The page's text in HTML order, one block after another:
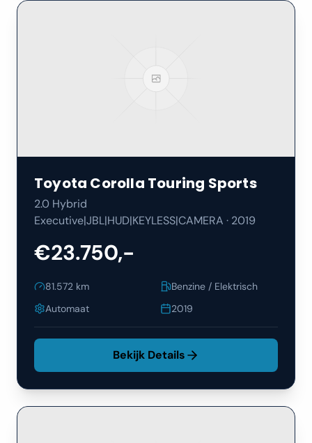
Toyota Corolla Touring Sports
2.0 Hybrid
Executive|JBL|HUD|KEYLESS|CAMERA · 2019
€23.750,-
81.572 km
Benzine / Elektrisch
Automaat
2019
Bekijk Details